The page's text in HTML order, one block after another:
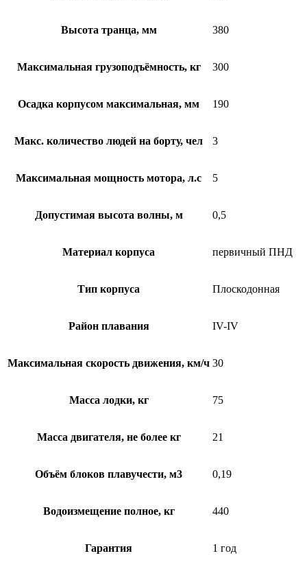
Высота транца, мм 380
Максимальная грузоподъёмность, кг 300
Осадка корпусом максимальная, мм 190
Макс. количество людей на борту, чел 3
Максимальная мощность мотора, л.с 5
Допустимая высота волны, м 0,5
Материал корпуса первичный ПНД
Тип корпуса Плоскодонная
Район плавания IV-IV
Максимальная скорость движения, км/ч 30
Масса лодки, кг 75
Масса двигателя, не более кг 21
Объём блоков плавучести, м3 0,19
Водоизмещение полное, кг 440
Гарантия 1 год